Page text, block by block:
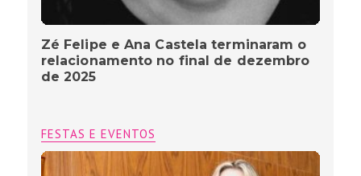
Zé Felipe e Ana Castela terminaram o
relacionamento no final de dezembro
de 2025
FESTAS E EVENTOS